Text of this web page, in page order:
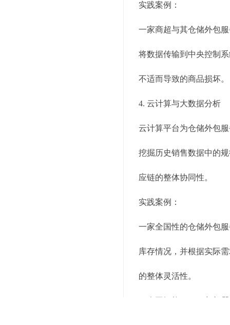
实践案例：
一家商超与其仓储外包
将数据传输到中央控制
不适而导致的商品损坏。
4. 云计算与大数据分析
云计算平台为仓储外包
挖掘历史销售数据中的
应链的整体协同性。
实践案例：
一家全国性的仓储外包
库存情况，并根据实际
的整体灵活性。